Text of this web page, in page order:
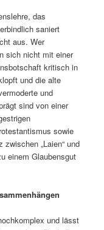
das
saniert
aus. Wer
sich nicht mit einer
kritisch in
und die alte
und
sind von einer
sowie
„Laien“ und
einem Glaubensgut
und lässt